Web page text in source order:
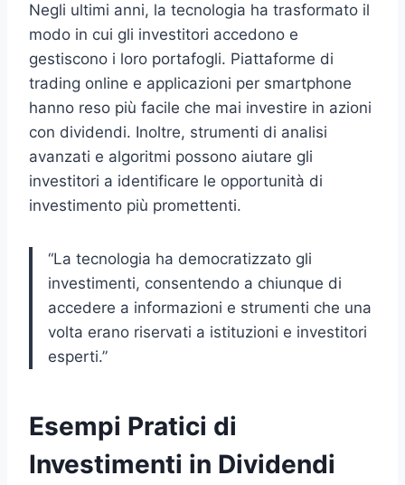
Negli ultimi anni, la tecnologia ha trasformato il
modo in cui gli investitori accedono e
gestiscono i loro portafogli. Piattaforme di
trading online e applicazioni per smartphone
hanno reso più facile che mai investire in azioni
con dividendi. Inoltre, strumenti di analisi
avanzati e algoritmi possono aiutare gli
investitori a identificare le opportunità di
investimento più promettenti.
“La tecnologia ha democratizzato gli
investimenti, consentendo a chiunque di
accedere a informazioni e strumenti che una
volta erano riservati a istituzioni e investitori
esperti.”
Esempi Pratici di
Investimenti in Dividendi